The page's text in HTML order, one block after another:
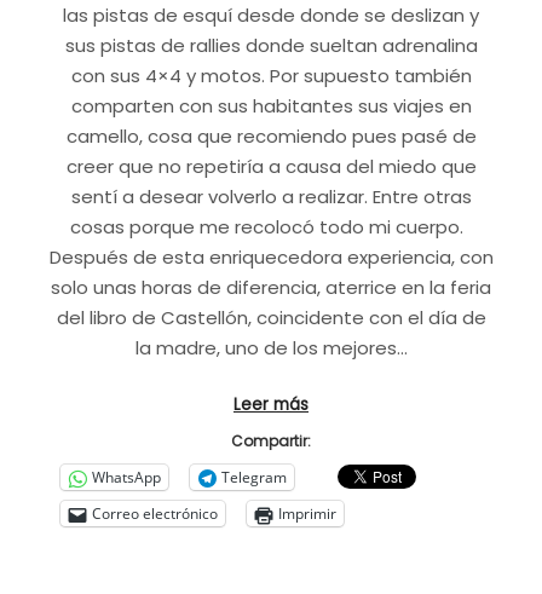
las pistas de esquí desde donde se deslizan y
sus pistas de rallies donde sueltan adrenalina
con sus 4×4 y motos. Por supuesto también
comparten con sus habitantes sus viajes en
camello, cosa que recomiendo pues pasé de
creer que no repetiría a causa del miedo que
sentí a desear volverlo a realizar. Entre otras
cosas porque me recolocó todo mi cuerpo.
Después de esta enriquecedora experiencia, con
solo unas horas de diferencia, aterrice en la feria
del libro de Castellón, coincidente con el día de
la madre, uno de los mejores…
Leer más
Compartir:
WhatsApp
Telegram
Correo electrónico
Imprimir